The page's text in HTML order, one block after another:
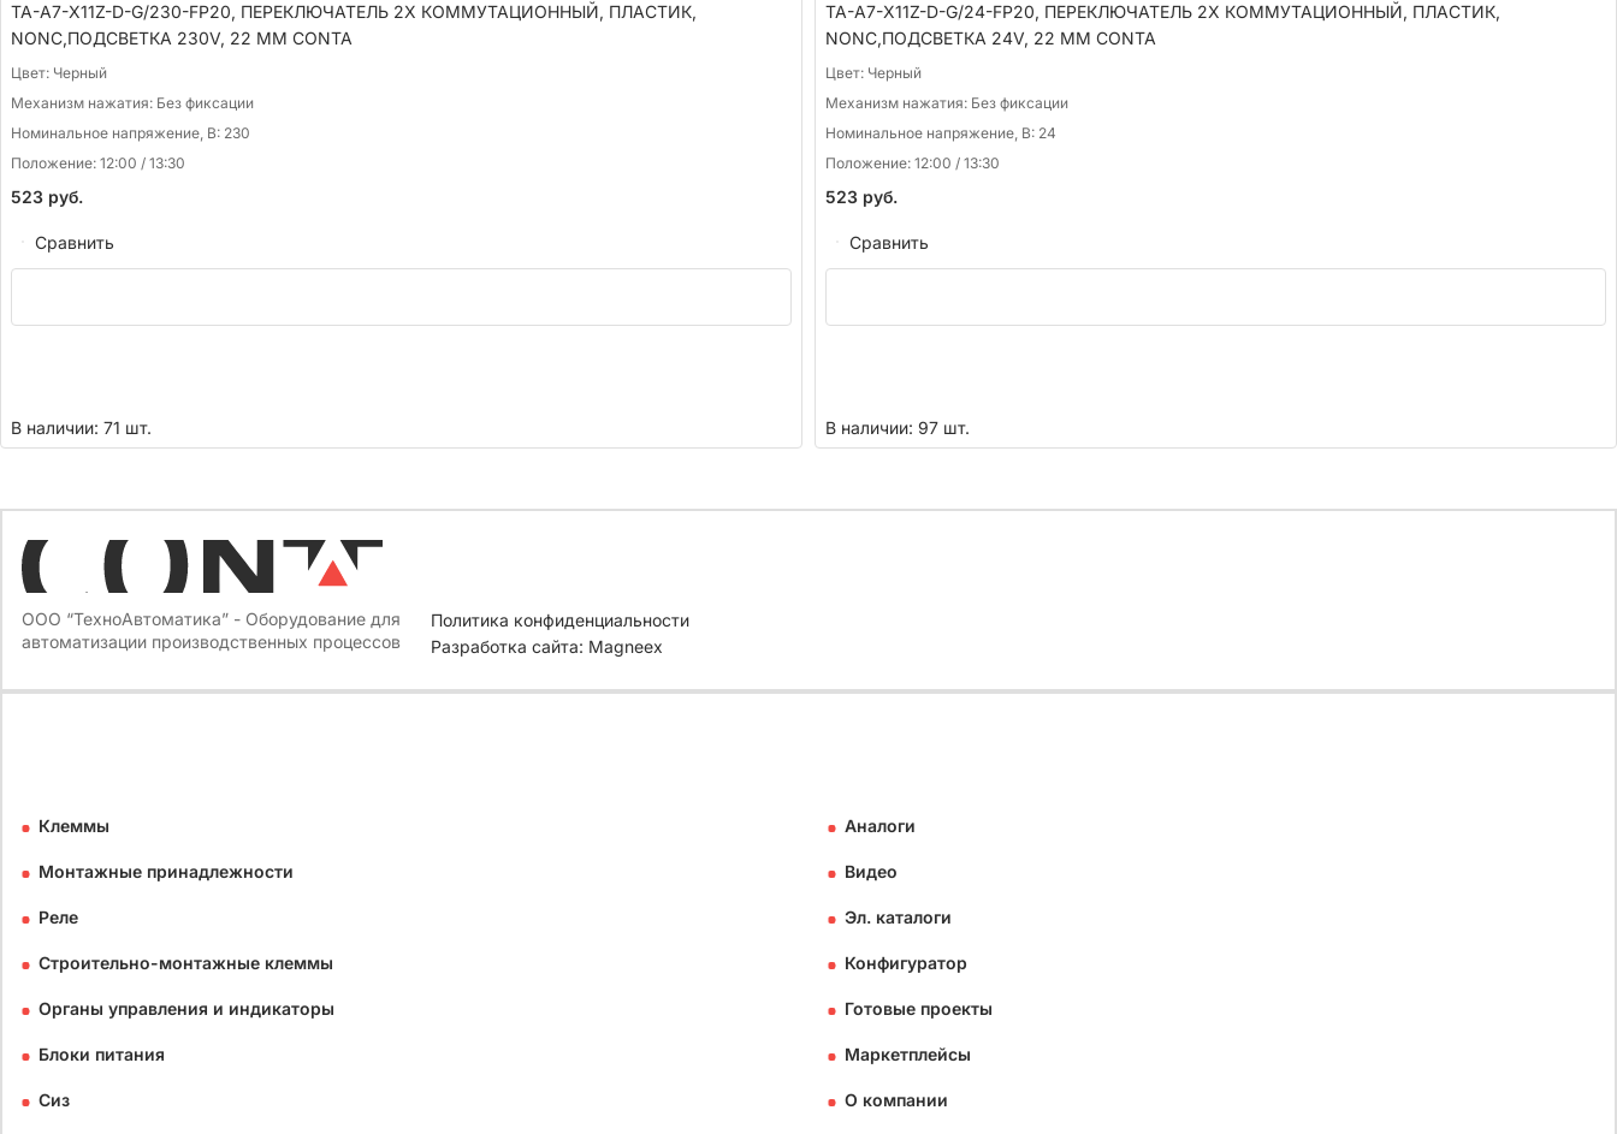
TA-A7-X11Z-D-G/230-FP20, ПЕРЕКЛЮЧАТЕЛЬ 2Х КОММУТАЦИОННЫЙ, ПЛАСТИК,
NONC,ПОДСВЕТКА 230V, 22 ММ CONTA
Цвет: Черный
Механизм нажатия: Без фиксации
Номинальное напряжение, В: 230
Положение: 12:00 / 13:30
523 руб.
Сравнить
В наличии: 71 шт.
TA-A7-X11Z-D-G/24-FP20, ПЕРЕКЛЮЧАТЕЛЬ 2Х КОММУТАЦИОННЫЙ, ПЛАСТИК,
NONC,ПОДСВЕТКА 24V, 22 ММ CONTA
Цвет: Черный
Механизм нажатия: Без фиксации
Номинальное напряжение, В: 24
Положение: 12:00 / 13:30
523 руб.
Сравнить
В наличии: 97 шт.
ООО “ТехноАвтоматика” - Оборудование для
автоматизации производственных процессов
Политика конфиденциальности
Разработка сайта: Magneex
Клеммы
Монтажные принадлежности
Реле
Строительно-монтажные клеммы
Органы управления и индикаторы
Блоки питания
Сиз
Аналоги
Видео
Эл. каталоги
Конфигуратор
Готовые проекты
Маркетплейсы
О компании